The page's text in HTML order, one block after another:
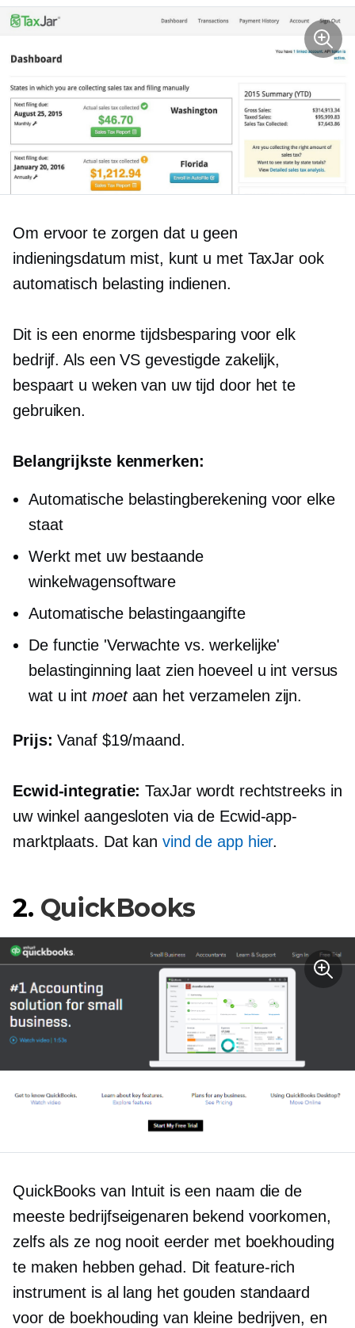
Om ervoor te zorgen dat u geen
indieningsdatum mist, kunt u met TaxJar ook
automatisch belasting indienen.
Dit is een enorme tijdsbesparing voor elk
bedrijf. Als eenVS gevestigde zakelijk,
bespaart u weken van uw tijd door het te
gebruiken.
Belangrijkste kenmerken:
Automatische belastingberekening voor elke
staat
Werkt met uw bestaande
winkelwagensoftware
Automatische belastingaangifte
De functie 'Verwachte vs. werkelijke'
belastinginning laat zien hoeveel u int versus
wat u intmoet aan het verzamelen zijn.
Prijs:Vanaf $19/maand.
Ecwid-integratie:TaxJar wordt rechtstreeks in
uw winkel aangesloten via de Ecwid-app-
marktplaats. Dat kan vind de app hier.
2. QuickBooks
QuickBooks van Intuit is een naam die de
meeste bedrijfseigenaren bekend voorkomen,
zelfs als ze nog nooit eerder met boekhouding
te maken hebben gehad. Ditfeature-rich
instrument is al lang hetgouden standaard
voor de boekhouding van kleine bedrijven, en